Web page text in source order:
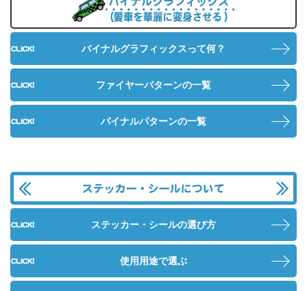
バイナルグラフィックスって何？
ファイヤーパターンの一覧
バイナルパターンの一覧
ステッカー・シールの選び方
使用用途で選ぶ